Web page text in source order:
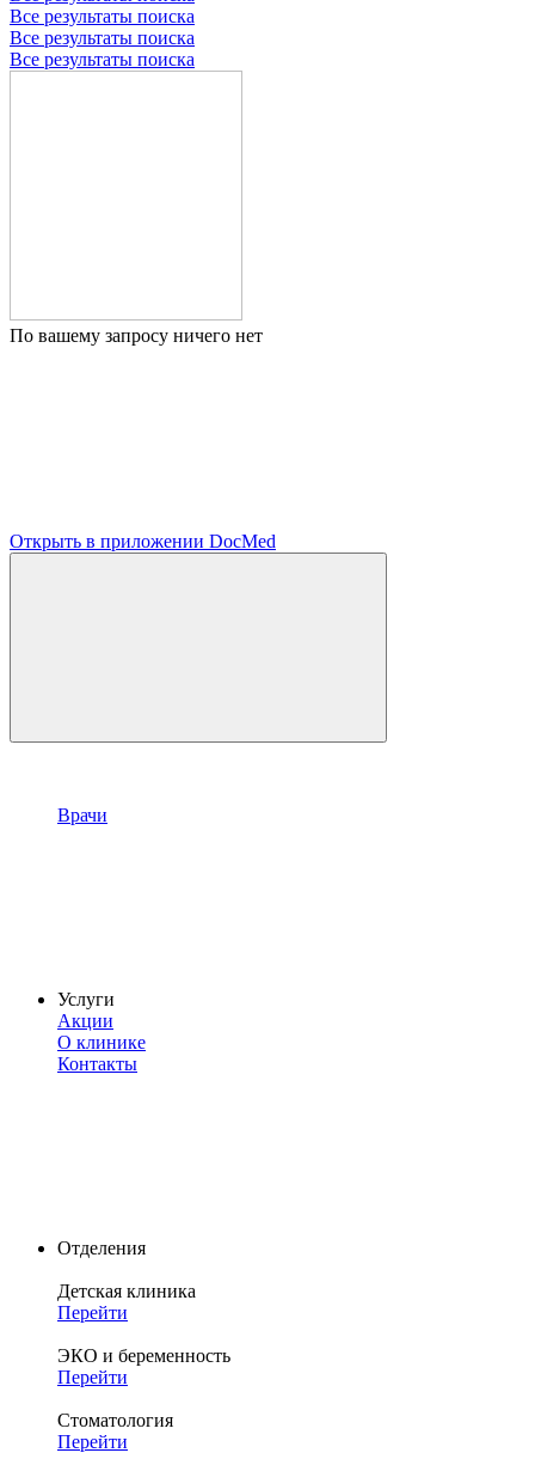
Все результаты поиска
Все результаты поиска
Все результаты поиска
По вашему запросу ничего нет
Открыть в приложении DocMed
Врачи
Услуги
Акции
О клинике
Контакты
Отделения
Детская клиника
Перейти
ЭКО и беременность
Перейти
Стоматология
Перейти